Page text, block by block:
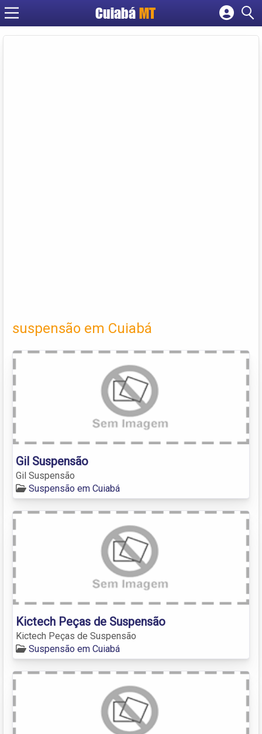
Cuiabá MT
Cadastrar empresa
suspensão em Cuiabá
Gil Suspensão
Gil Suspensão
Suspensão em Cuiabá
Kictech Peças de Suspensão
Kictech Peças de Suspensão
Suspensão em Cuiabá